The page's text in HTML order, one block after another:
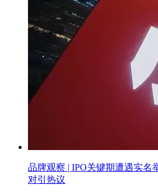
品牌观察 | IPO关键期遭遇实名
对引热议